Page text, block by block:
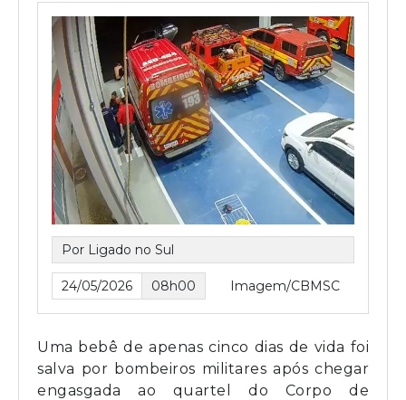
Por Ligado no Sul
24/05/2026 08h00 Imagem/CBMSC
Uma bebê de apenas cinco dias de vida foi
salva por bombeiros militares após chegar
engasgada ao quartel do Corpo de